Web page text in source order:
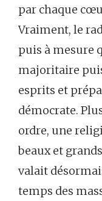
par chaque
Vraiment, le
puis à mesure
majoritaire
esprits et
démocrate.
ordre, une
beaux et
valait
temps des